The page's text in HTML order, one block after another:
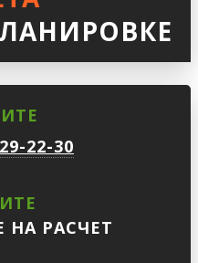
22-30
РАСЧЕТ